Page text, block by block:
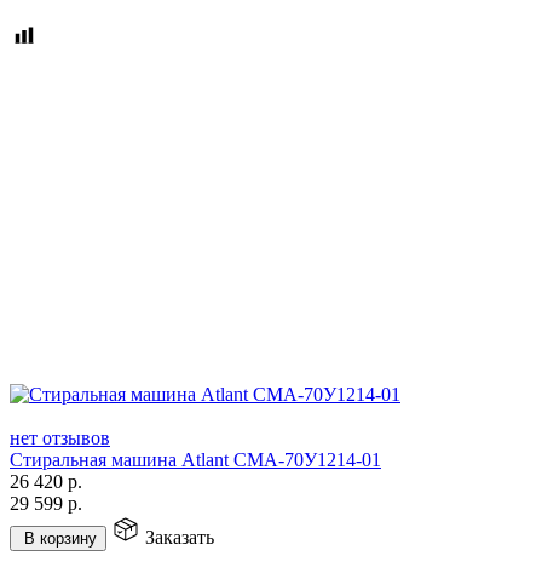
нет отзывов
Стиральная машина Atlant СМА-70У1214-01
26 420 р.
29 599 р.
В корзину Заказать